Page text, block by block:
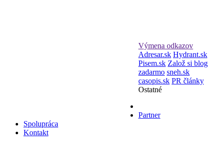
Výmena odkazov
Adresar.sk Hydrant.sk
Pisem.sk Založ si blog
zadarmo sneh.sk
casopis.sk PR články
Ostatné
Partner
Spolupráca
Kontakt